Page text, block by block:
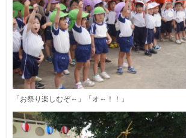
「お祭り楽しむぞ～」「オ～！！」